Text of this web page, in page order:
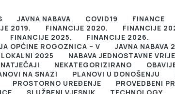
JAVNA NABAVA COVID19 FINANCE
2019. FINANCIJE 2020. FINANCIJE
FINANCIJE 2025.
FINANCIJE 2026.
OPĆINE ROGOZNICA – V
JAVNA NABAVA
LOKALNI 2025
NABAVA JEDNOSTAVNE
NATJEČAJI NEKATEGORIZIRANO
NA SNAZI PLANOVI U DONOŠENJU
PROSTORNO UREĐENJE PROVEDBENI